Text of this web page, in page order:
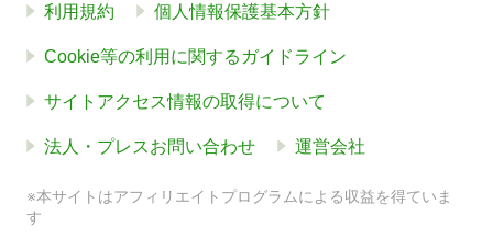
利用規約 個人情報保護基本方針
Cookie等の利用に関するガイドライン
サイトアクセス情報の取得について
法人・プレスお問い合わせ 運営会社
※本サイトはアフィリエイトプログラムによる収益を得ていま
す